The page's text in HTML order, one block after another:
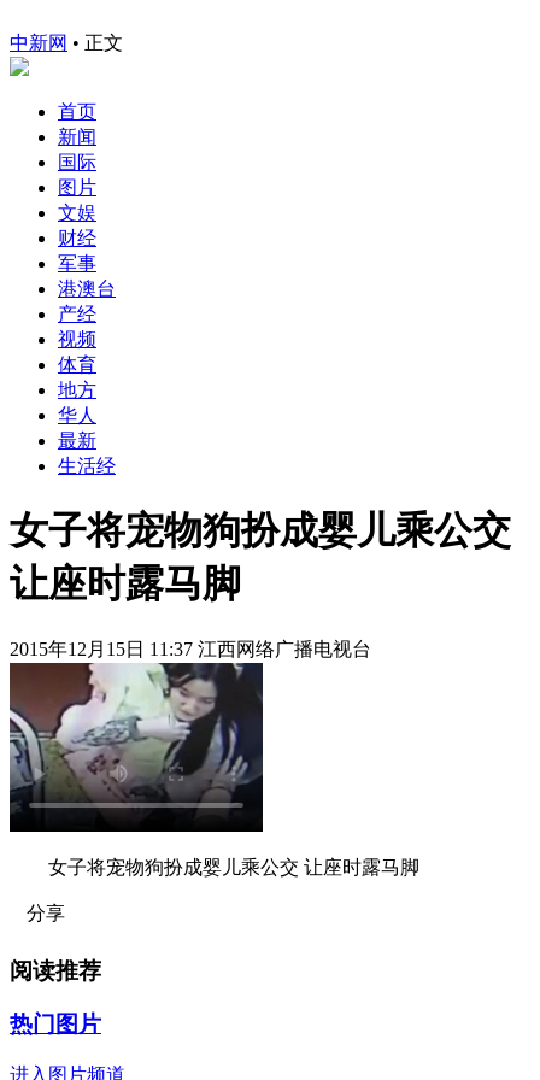
中新网 • 正文
首页
新闻
国际
图片
文娱
财经
军事
港澳台
产经
视频
体育
地方
华人
最新
生活经
女子将宠物狗扮成婴儿乘公交
让座时露马脚
2015年12月15日 11:37 江西网络广播电视台
女子将宠物狗扮成婴儿乘公交 让座时露马脚
分享
阅读推荐
热门图片
进入图片频道